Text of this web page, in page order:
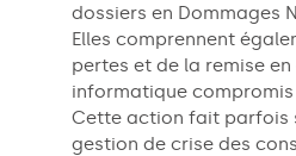
dossiers en Dommages
Elles comprennent
pertes et de la remise
informatique
Cette action fait parfois
gestion de crise des